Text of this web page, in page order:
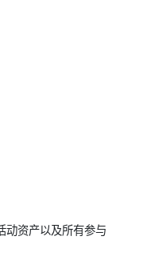
动资产以及所有参与